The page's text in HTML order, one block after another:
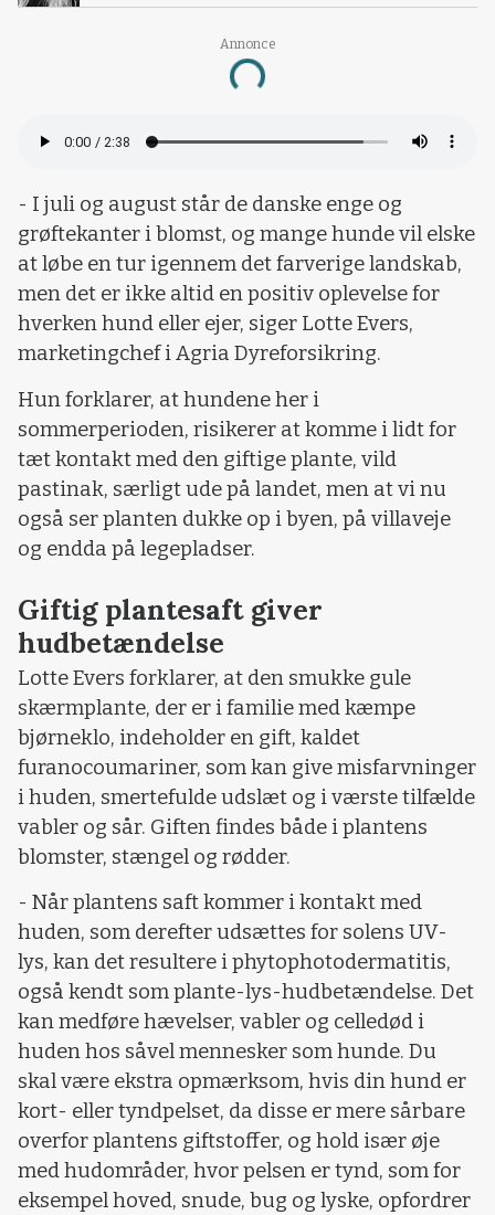
Annonce
Loading...
- I juli og august står de danske enge og
grøftekanter i blomst, og mange hunde vil elske
at løbe en tur igennem det farverige landskab,
men det er ikke altid en positiv oplevelse for
hverken hund eller ejer, siger Lotte Evers,
marketingchef i Agria Dyreforsikring.
Hun forklarer, at hundene her i
sommerperioden, risikerer at komme i lidt for
tæt kontakt med den giftige plante, vild
pastinak, særligt ude på landet, men at vi nu
også ser planten dukke op i byen, på villaveje
og endda på legepladser.
Giftig plantesaft giver
hudbetændelse
Lotte Evers forklarer, at den smukke gule
skærmplante, der er i familie med kæmpe
bjørneklo, indeholder en gift, kaldet
furanocoumariner, som kan give misfarvninger
i huden, smertefulde udslæt og i værste tilfælde
vabler og sår. Giften findes både i plantens
blomster, stængel og rødder.
- Når plantens saft kommer i kontakt med
huden, som derefter udsættes for solens UV-
lys, kan det resultere i phytophotodermatitis,
også kendt som plante-lys-hudbetændelse. Det
kan medføre hævelser, vabler og celledød i
huden hos såvel mennesker som hunde. Du
skal være ekstra opmærksom, hvis din hund er
kort- eller tyndpelset, da disse er mere sårbare
overfor plantens giftstoffer, og hold især øje
med hudområder, hvor pelsen er tynd, som for
eksempel hoved, snude, bug og lyske, opfordrer